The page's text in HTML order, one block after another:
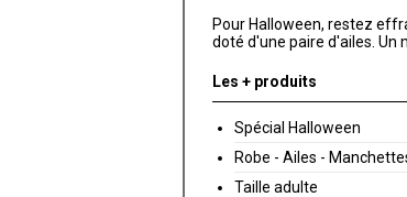
Pour Halloween, restez
doté d'une paire d'ailes. Un
Les + produits
Spécial Halloween
Robe - Ailes -
Taille adulte